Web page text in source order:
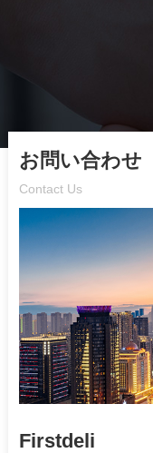
お問い合わせ
Contact Us
Firstdeli